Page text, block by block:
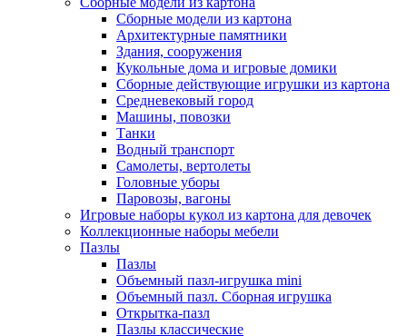
Сборные модели из картона
Архитектурные памятники
Здания, сооружения
Кукольные дома и игровые домики
Сборные действующие игрушки из картона
Средневековый город
Машины, повозки
Танки
Водный транспорт
Самолеты, вертолеты
Головные уборы
Паровозы, вагоны
Игровые наборы кукол из картона для девочек
Коллекционные наборы мебели
Пазлы
Пазлы
Объемный пазл-игрушка mini
Объемный пазл. Сборная игрушка
Открытка-пазл
Пазлы классические